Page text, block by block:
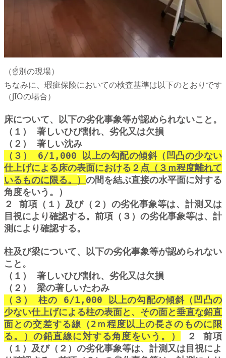
（☝別の現場）
ちなみに、瑕疵保険においての検査基準は以下のとおりです
（JIOの場合）
床について、以下の劣化事象等が認められないこと。
（１） 著しいひび割れ、劣化又は欠損
（２） 著しい沈み
（３） 6/1,000 以上の勾配の傾斜（凹凸の少ない
仕上げによる床の表面における２点 （３ｍ程度離れて
いるものに限る。 ） の間を結ぶ直接の水平面に対する
角度をいう。 ）
２ 前項（１）及び（２）の劣化事象等は、計測又は
目視により確認する。前項（３）の劣化事象等は、計
測により確認する。
柱及び梁について、以下の劣化事象等が認められない
こと。
（１） 著しいひび割れ、劣化又は欠損
（２） 梁の著しいたわみ
（３） 柱の 6/1,000 以上の勾配の傾斜（凹凸の
少ない仕上げによる柱の表面と、その面と垂直な鉛直
面との交差する線
（2ｍ程度以上の長さのものに限
る。
）の鉛直線に対する角度をいう。 ）
２ 前項
（１）及び（２）の劣化事象等は、計測又は目視によ